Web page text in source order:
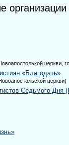
церкви,
«Благодать»
церкви)
Седьмого Дня